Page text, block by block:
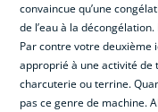
convaincue qu’une
de l’eau à la
Par contre votre deuxième
approprié à une activité de
charcuterie ou terrine.
pas ce genre de machine.